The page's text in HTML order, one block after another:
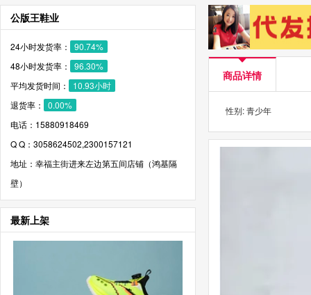
公版王鞋业
24小时发货率：
90.74%
48小时发货率：
96.30%
平均发货时间：
10.93小时
退货率：
0.00%
电话：15880918469
Q Q：3058624502,2300157121
地址：幸福主街进来左边第五间店铺（鸿基隔
壁）
最新上架
商品详情
性别: 青少年